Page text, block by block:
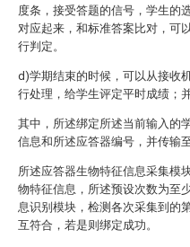
度条，接受答题的信号，学生的
对应起来，和标准答案比对，可
行判定。
d)学期结束的时候，可以从接收
行处理，给学生评定平时成绩；
其中，所述绑定所述当前输入的
信息和所述应答器编号，并传输
所述应答器生物特征信息采集模
物特征信息，所述预设次数为至
息识别模块，检测各次采集到的
互符合，若是则绑定成功。